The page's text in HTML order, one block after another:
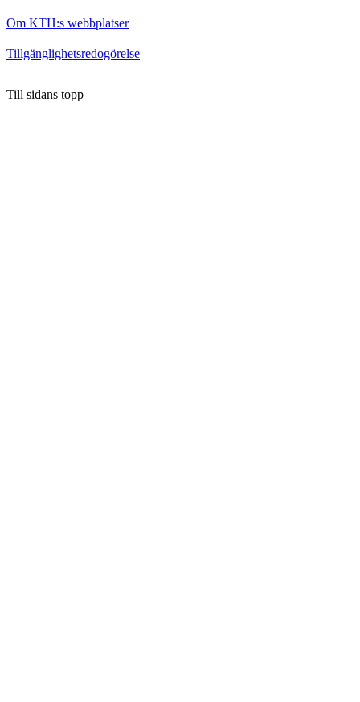
Om KTH:s webbplatser
Tillgänglighetsredogörelse
Till sidans topp